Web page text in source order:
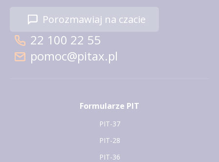
Porozmawiaj na czacie
22 100 22 55
pomoc@pitax.pl
Formularze PIT
PIT-37
PIT-28
PIT-36